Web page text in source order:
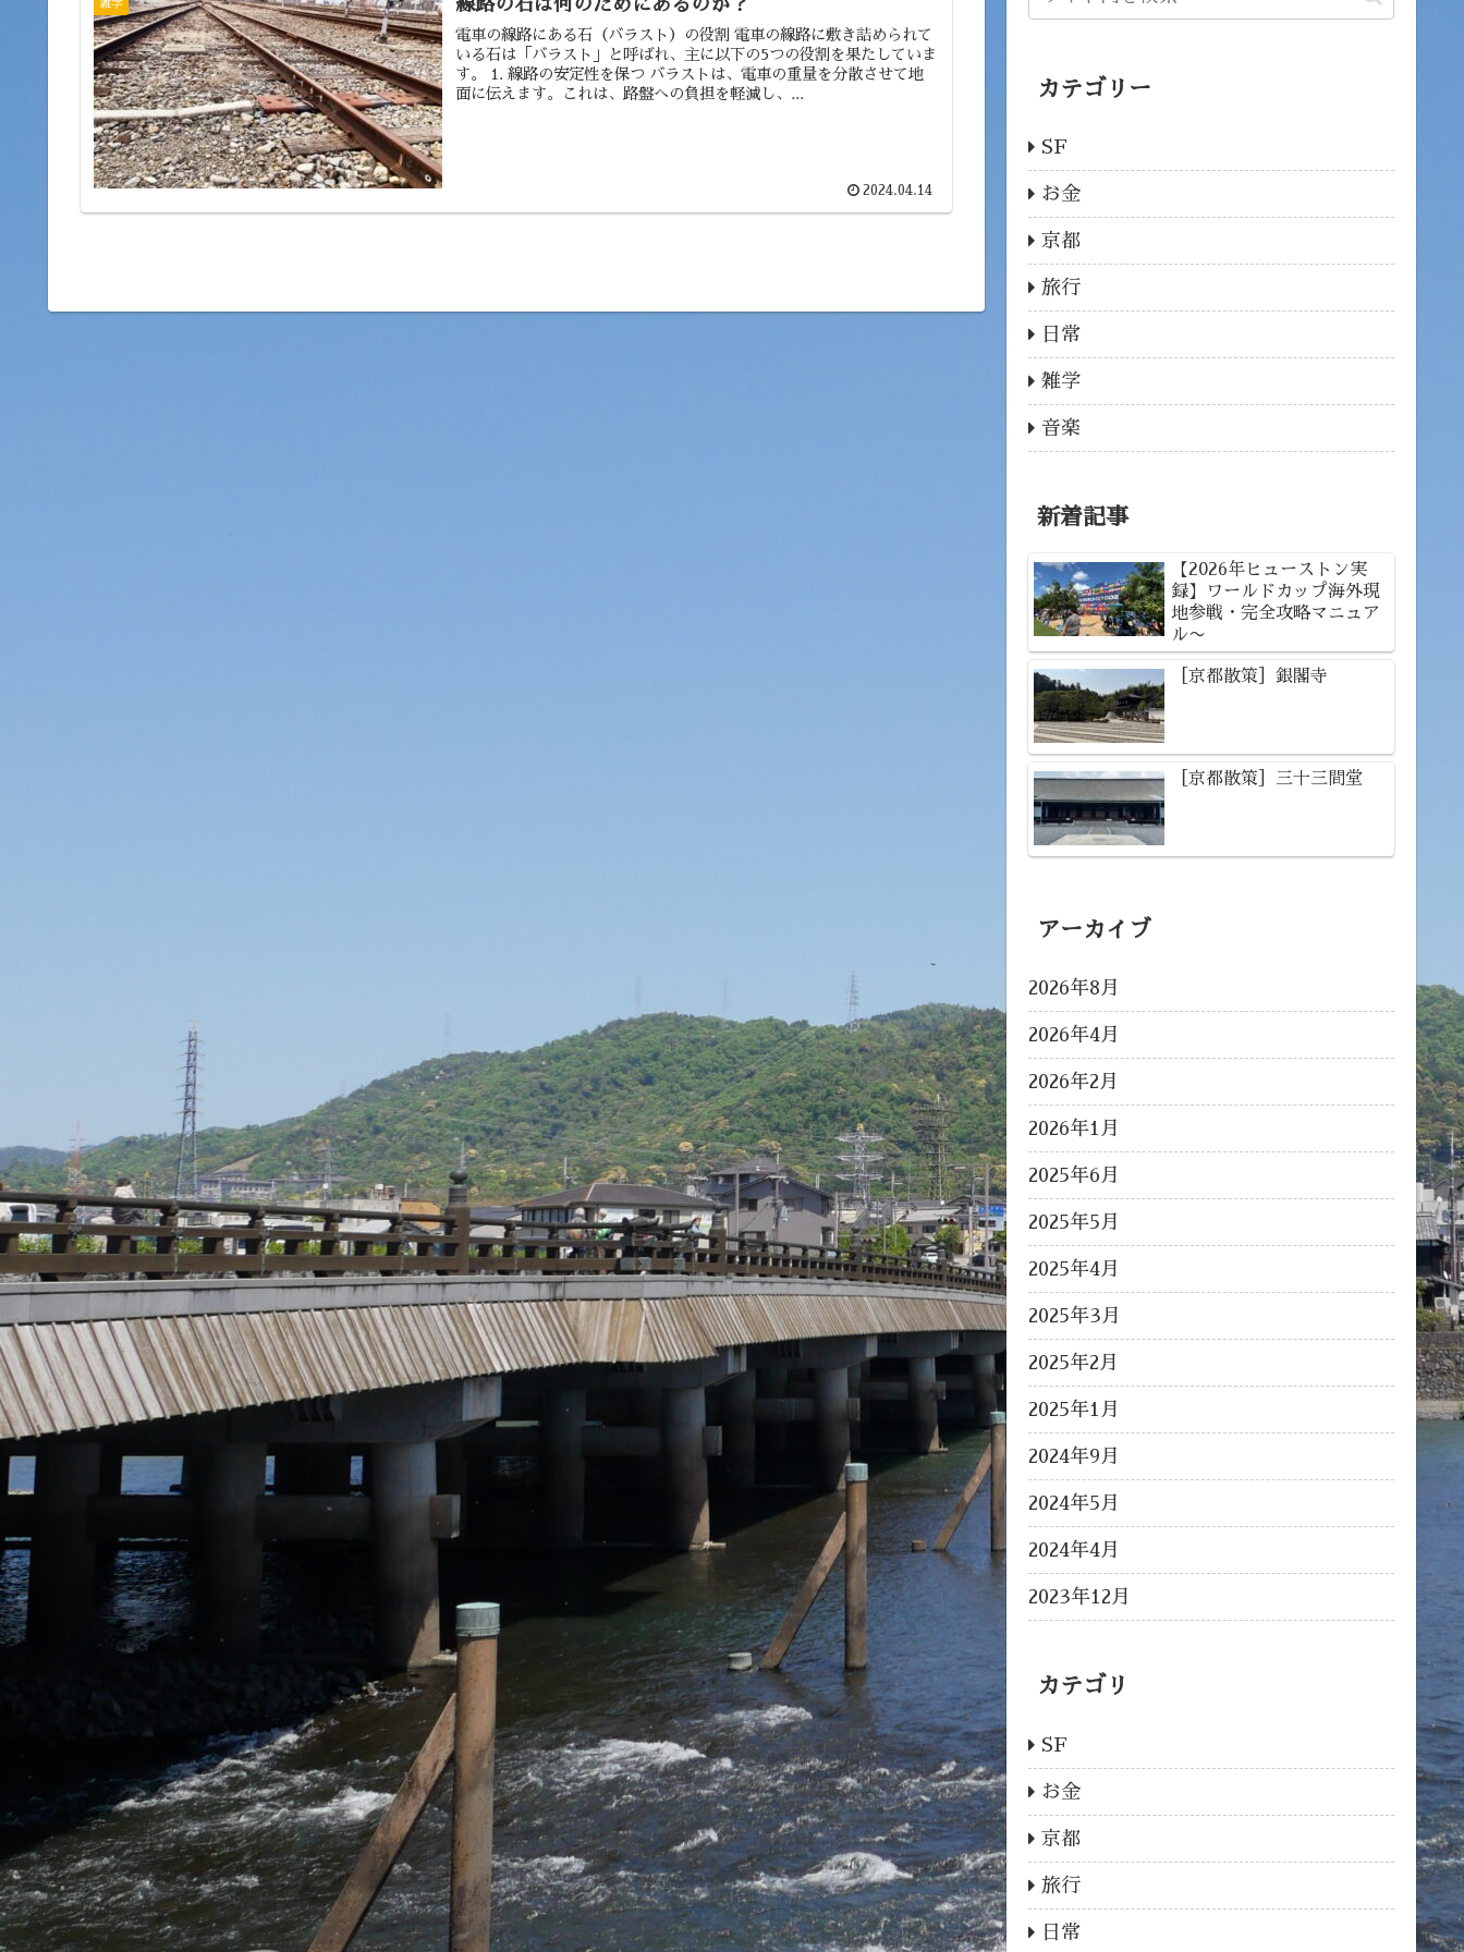
雑学 線路の石は何のためにあるのか？
電車の線路にある石（バラスト）の役割 電車の線路に敷き詰められて
いる石は「バラスト」と呼ばれ、主に以下の5つの役割を果たしていま
す。 1. 線路の安定性を保つ バラストは、電車の重量を分散させて地
面に伝えます。これは、路盤への負担を軽減し、...
2024.04.14
カテゴリー
SF
お金
京都
旅行
日常
雑学
音楽
新着記事
【2026年ヒューストン実
録】ワールドカップ海外現
地参戦・完全攻略マニュア
ル〜
［京都散策］銀閣寺
［京都散策］三十三間堂
アーカイブ
2026年8月
2026年4月
2026年2月
2026年1月
2025年6月
2025年5月
2025年4月
2025年3月
2025年2月
2025年1月
2024年9月
2024年5月
2024年4月
2023年12月
カテゴリ
SF
お金
京都
旅行
日常